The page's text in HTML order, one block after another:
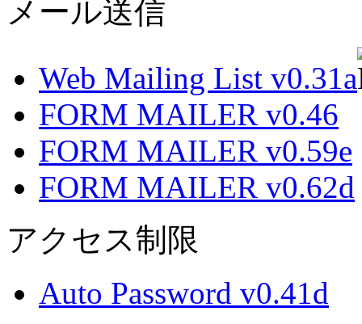
メール送信
Web Mailing List v0.31a
FORM MAILER v0.46
FORM MAILER v0.59e
FORM MAILER v0.62d
アクセス制限
Auto Password v0.41d